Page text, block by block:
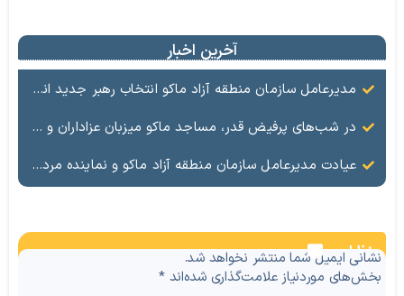
آخرین اخبار
مدیرعامل سازمان منطقه آزاد ماکو انتخاب رهبر جدید انقلاب را تبریک گفت
در شب‌های پرفیض قدر، مساجد ماکو میزبان عزاداران و ارادتمندان به اهل بیت (ع) هستند.
عیادت مدیرعامل سازمان منطقه آزاد ماکو و نماینده مردم ماکو، شوط و پلدشت از مجروحان حملات اخیر
نظرات
نشانی ایمیل شما منتشر نخواهد شد.
بخش‌های موردنیاز علامت‌گذاری شده‌اند*